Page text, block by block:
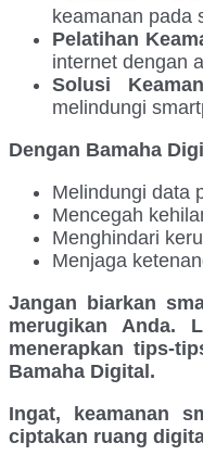
keamanan pada
Pelatihan
internet dengan
Solusi
melindungi
Dengan Bamaha
Melindungi data
Mencegah
Menghindari
Menjaga
Jangan biarkan
merugikan Anda.
menerapkan tips-
Bamaha Digital.
Ingat, keamanan
ciptakan ruang